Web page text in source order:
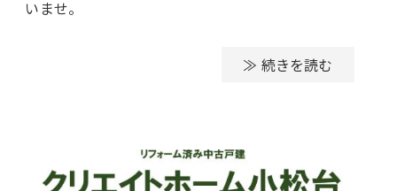
いませ。
≫ 続きを読む